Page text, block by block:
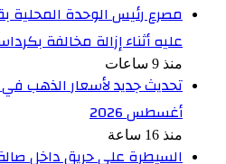
مصرع رئيس الوحدة المحلية
عليه أثناء إزالة مخالفة
منذ 9 ساعات
أغسطس 2026
منذ 16 ساعة
السيطرة على حريق داخل